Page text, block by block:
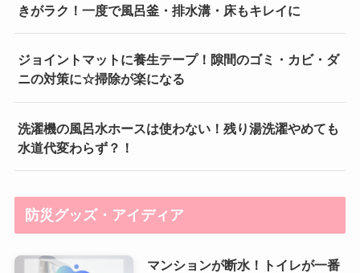
きがラク！一度で風呂釜・排水溝・床もキレイに
ジョイントマットに養生テープ！隙間のゴミ・カビ・ダ
ニの対策に☆掃除が楽になる
洗濯機の風呂水ホースは使わない！残り湯洗濯やめても
水道代変わらず？！
防災グッズ・アイディア
マンションが断水！トイレが一番